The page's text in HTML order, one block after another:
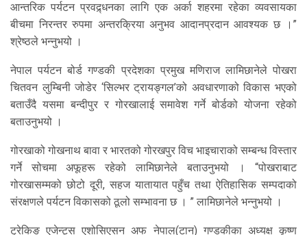
आन्तरिक पर्यटन प्रवद्र्धनका लागि एक अर्का शहरमा रहेका व्यवसायका
बीचमा निरन्तर रुपमा अन्तरक्रिया अनुभव आदानप्रदान आवश्यक छ ।”
श्रेष्ठले भन्नुभयो ।
नेपाल पर्यटन बोर्ड गण्डकी प्रदेशका प्रमुख मणिराज लामिछानेले पोखरा
चितवन लुम्बिनी जोडेर ‘सिल्भर ट्रायङ्गल’को अवधारणाको विकास भएको
बताउँदै यसमा बन्दीपुर र गोरखालाई समावेश गर्ने बोर्डको योजना रहेको
बताउनुभयो ।
गोरखाको गोखनाथ बावा र भारतको गोरखपुर विच भाइचाराको सम्बन्ध विस्तार
गर्ने सोचमा अफूहरू रहेको लामिछानेले बताउनुभयो । “पोखराबाट
गोरखासम्मको छोटो दूरी, सहज यातायात पहुँच तथा ऐतिहासिक सम्पदाको
संरक्षणले पर्यटन विकासको ठूलो सम्भावना छ । ” लामिछानेले भन्नुभयो ।
ट्रेकिङ एजेन्ट्स एशोसिएसन अफ नेपाल(टान) गण्डकीका अध्यक्ष कृष्ण